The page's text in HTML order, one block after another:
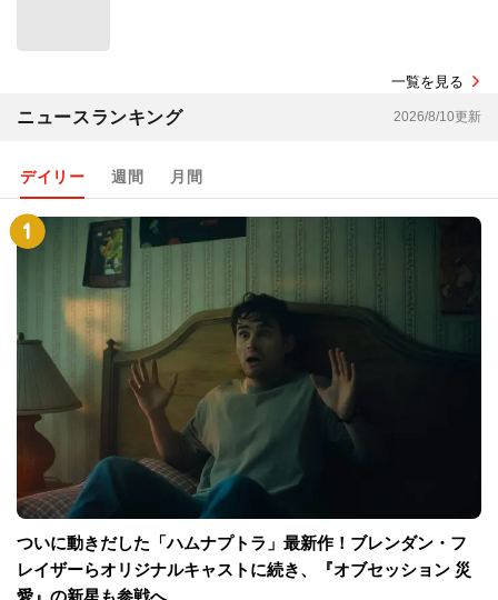
一覧を見る
ニュースランキング 2026/8/10更新
デイリー 週間 月間
ついに動きだした「ハムナプトラ」最新作！ブレンダン・フ
レイザーらオリジナルキャストに続き、『オブセッション 災
愛』の新星も参戦へ